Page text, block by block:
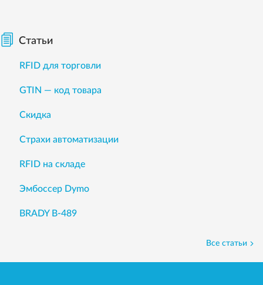
Статьи
RFID для торговли
GTIN — код товара
Скидка
Страхи автоматизации
RFID на складе
Эмбоссер Dymo
BRADY B-489
Все статьи